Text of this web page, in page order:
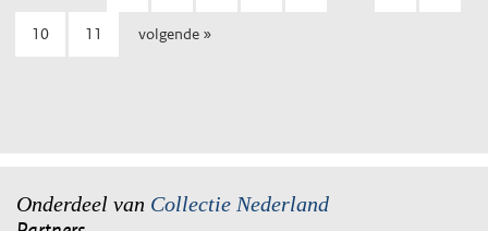
10 11 volgende »
Onderdeel van Collectie Nederland